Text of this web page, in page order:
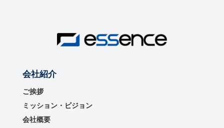
会社紹介
ご挨拶
ミッション・ビジョン
会社概要